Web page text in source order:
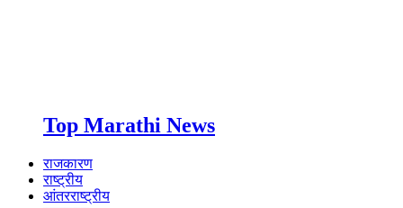
Top Marathi News
राजकारण
राष्ट्रीय
आंतरराष्ट्रीय